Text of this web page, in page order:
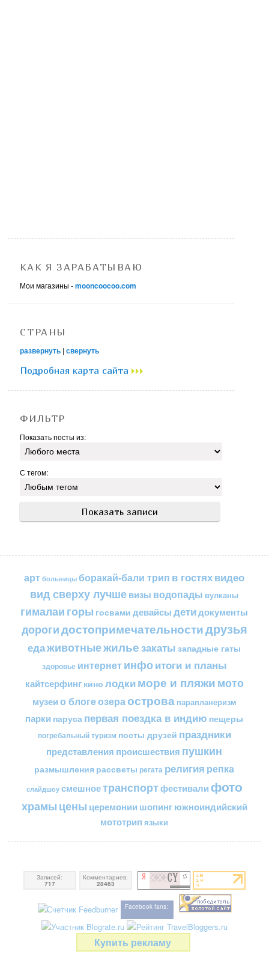
КАК Я ЗАРАБАТЫВАЮ
Мои магазины -mooncoocoo.com
СТРАНЫ
развернуть |свернуть
Подробная карта сайта
ФИЛЬТР
Показать посты из:
С тегом:
арт больницы боракай-бали трип в гостяхвидео
вид сверху лучшевизы водопады вулканы
гималаи горы госвами девайсы детидокументы
дорогидостопримечательностидрузья
едаживотныежильезакаты западные гаты
здоровье интернетинфоитоги и планы
кайтсерфинг кино лодкиморе и пляжимото
музеи о блогеозераострова парапланеризм
парки паруса первая поездка в индию пещеры
погребальный туризм посты друзей праздники
представления происшествия пушкин
размышления рассветы регата религия репка
слайдшоу смешноетранспортфестивали фото
храмы цены церемонии шопингюжноиндийский
мототрип языки
Записей:
717
Комментариев:
28463
Facebook fans:
Купить рекламу